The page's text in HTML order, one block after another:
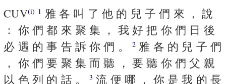
CUV(i) 1 雅 各 叫 了 他 的 兒 子 們 來 ， 說
： 你 們 都 來 聚 集 ， 我 好 把 你 們 日 後
必 遇 的 事 告 訴 你 們 。2 雅 各 的 兒 子 們
， 你 們 要 聚 集 而 聽 ， 要 聽 你 們 父 親
以 色 列 的 話 。3 流 便 哪 ， 你 是 我 的 長